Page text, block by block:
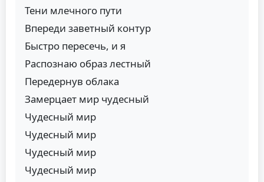
Тени млечного пути
Впереди заветный контур
Быстро пересечь, и я
Распознаю образ лестный
Передернув облака
Замерцает мир чудесный
Чудесный мир
Чудесный мир
Чудесный мир
Чудесный мир